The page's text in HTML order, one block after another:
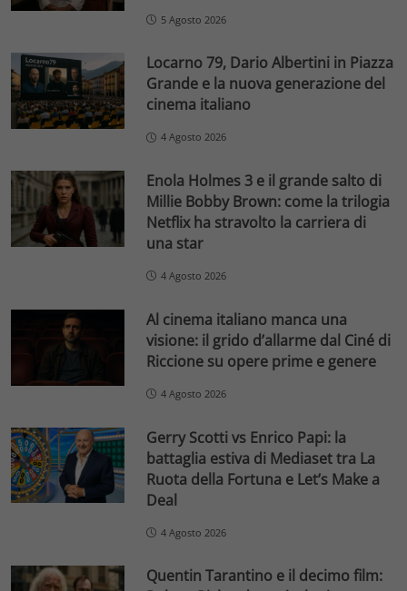
5 Agosto 2026
Locarno 79, Dario Albertini in Piazza
Grande e la nuova generazione del
cinema italiano
4 Agosto 2026
Enola Holmes 3 e il grande salto di
Millie Bobby Brown: come la trilogia
Netflix ha stravolto la carriera di
una star
4 Agosto 2026
Al cinema italiano manca una
visione: il grido d’allarme dal Ciné di
Riccione su opere prime e genere
4 Agosto 2026
Gerry Scotti vs Enrico Papi: la
battaglia estiva di Mediaset tra La
Ruota della Fortuna e Let’s Make a
Deal
4 Agosto 2026
Quentin Tarantino e il decimo film: